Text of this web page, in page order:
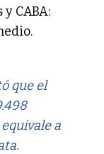
CABA:
que el
a